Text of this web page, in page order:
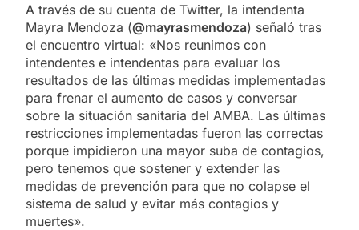
A través de su cuenta de Twitter, la intendenta
Mayra Mendoza (@mayrasmendoza) señaló tras
el encuentro virtual: «Nos reunimos con
intendentes e intendentas para evaluar los
resultados de las últimas medidas implementadas
para frenar el aumento de casos y conversar
sobre la situación sanitaria del AMBA. Las últimas
restricciones implementadas fueron las correctas
porque impidieron una mayor suba de contagios,
pero tenemos que sostener y extender las
medidas de prevención para que no colapse el
sistema de salud y evitar más contagios y
muertes».